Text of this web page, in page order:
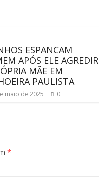
ESPANCAM
APÓS ELE AGREDIR
MÃE EM
PAULISTA
maio de 2025 0
*